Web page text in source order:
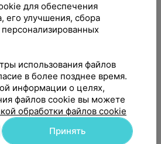
для обеспечения
его улучшения, сбора
использования файлов
в более позднее время.
информации о целях,
файлов cookie вы можете
обработки файлов cookie
Принять